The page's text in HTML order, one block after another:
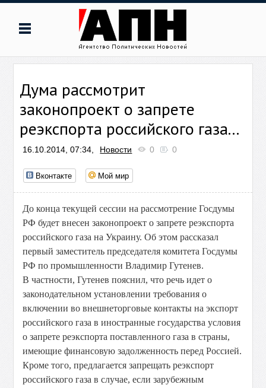
Дума рассмотрит
законопроект о запрете
реэкспорта российского газа...
16.10.2014, 07:34, Новости 0 0
Вконтакте Мой мир
До конца текущей сессии на рассмотрение Госдумы
РФ будет внесен законопроект о запрете реэкспорта
российского газа на Украину. Об этом рассказал
первый заместитель председателя комитета Госдумы
РФ по промышленности Владимир Гутенев.
В частности, Гутенев пояснил, что речь идет о
законодательном установлении требования о
включении во внешнеторговые контакты на экспорт
российского газа в иностранные государства условия
о запрете реэкспорта поставленного газа в страны,
имеющие финансовую задолженность перед Россией.
Кроме того, предлагается запрещать реэкспорт
российского газа в случае, если зарубежным